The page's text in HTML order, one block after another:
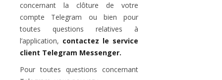
concernant la clôture de votre
compte Telegram ou bien pour
toutes questions relatives à
l’application, contactez le service
client Telegram Messenger.
Pour toutes questions concernant